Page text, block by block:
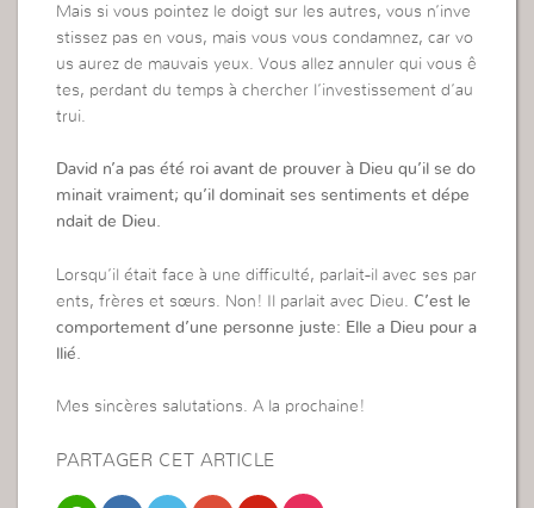
Mais si vous pointez le doigt sur les autres, vous n’inve
stissez pas en vous, mais vous vous condamnez, car vo
us aurez de mauvais yeux. Vous allez annuler qui vous ê
tes, perdant du temps à chercher l’investissement d’au
trui.
David n’a pas été roi avant de prouver à Dieu qu’il se do
minait vraiment; qu’il dominait ses sentiments et dépe
ndait de Dieu.
Lorsqu’il était face à une difficulté, parlait-il avec ses par
ents, frères et sœurs. Non! Il parlait avec Dieu. C’est le
comportement d’une personne juste: Elle a Dieu pour a
llié.
Mes sincères salutations. A la prochaine!
PARTAGER CET ARTICLE